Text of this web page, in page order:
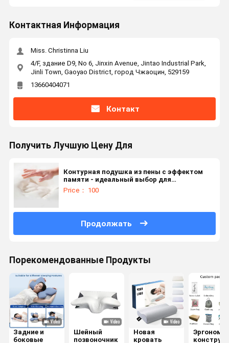
Контактная Информация
Miss. Christinna Liu
4/F, здание D9, No 6, Jinxin Avenue, Jintao Industrial Park,
Jinli Town, Gaoyao District, город Чжаоцин, 529159
13660404071
Контакт
Получить Лучшую Цену Для
Контурная подушка из пены с эффектом
памяти - идеальный выбор для
выравнивания шеи и головы спящих на
спине
Price： 100
Продолжать
Порекомендованные Продукты
Задние и
боковые
Шейный
позвоночник
Новая
кровать